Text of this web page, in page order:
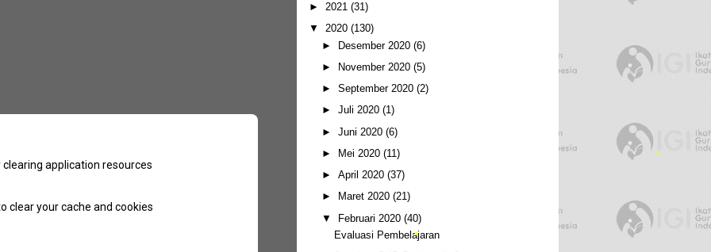
► 2021 (31)
▼ 2020 (130)
► Desember 2020 (6)
►
November 2020 (5)
► September 2020 (2)
► Juli 2020 (1)
► Juni 2020 (6)
►
Mei 2020 (11)
► April 2020 (37)
►
Maret 2020 (21)
▼ Februari 2020 (40)
Evaluasi Pembelajaran
•